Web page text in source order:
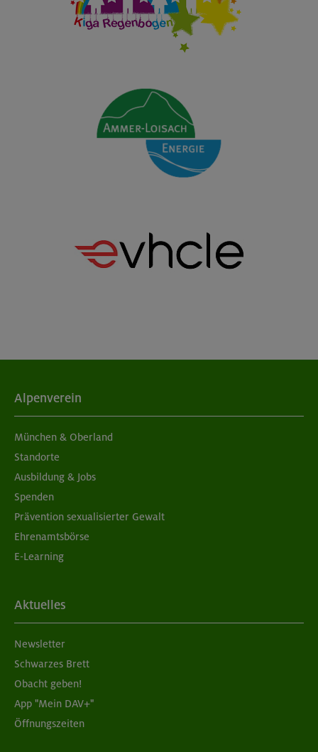
Alpenverein
München & Oberland
Standorte
Ausbildung & Jobs
Spenden
Prävention sexualisierter Gewalt
Ehrenamtsbörse
E-Learning
Aktuelles
Newsletter
Schwarzes Brett
Obacht geben!
App "Mein DAV+"
Öffnungszeiten